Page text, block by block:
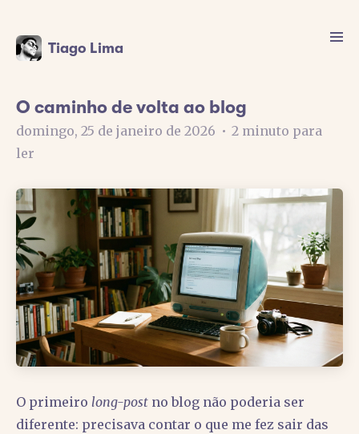
Tiago Lima
O caminho de volta ao blog
domingo, 25 de janeiro de 2026 • 2 minuto para
ler
O primeiro long-post no blog não poderia ser
diferente: precisava contar o que me fez sair das